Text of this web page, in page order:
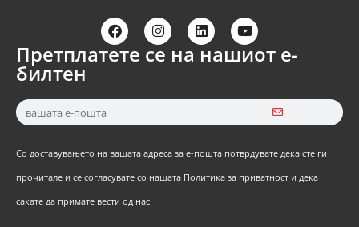
Претплатете се на нашиот е-
билтен
Со доставувањето на вашата адреса за е-пошта потврдувате дека сте ги
прочитале и се согласувате со нашата Политика за приватност и дека
сакате да примате вести од нас.